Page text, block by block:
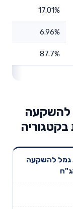
17.01%
6.96%
87.7%
להשקעה
בקטגוריה
שנתית 5
דמי ניהול
גמל להשקעה